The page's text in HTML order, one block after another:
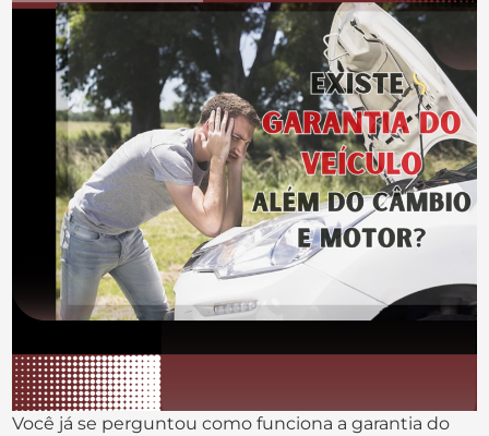
Você já se perguntou como funciona a garantia do